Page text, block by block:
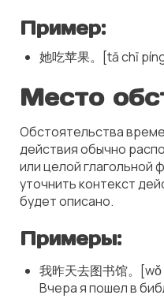
Пример:
她吃苹果。[tā chī
Место
Обстоятельства
действия обычно
или целой глагольной
уточнить контекст
будет описано.
Примеры:
我昨天去图书馆。
Вчера я пошел в